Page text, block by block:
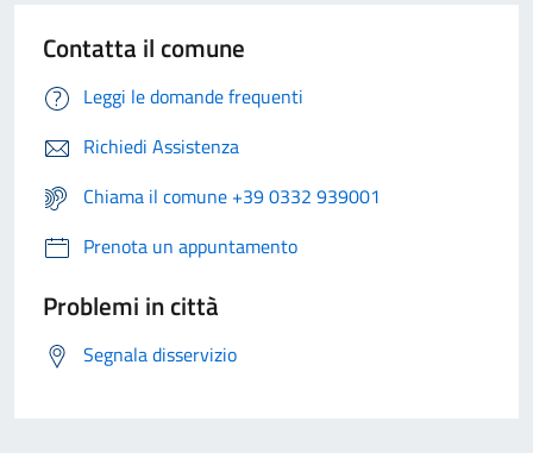
Contatta il comune
Leggi le domande frequenti
Richiedi Assistenza
Chiama il comune +39 0332 939001
Prenota un appuntamento
Problemi in città
Segnala disservizio